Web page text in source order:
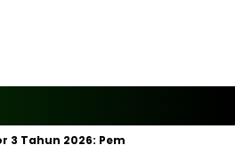
2026: Pemilahan Sampah Wajib